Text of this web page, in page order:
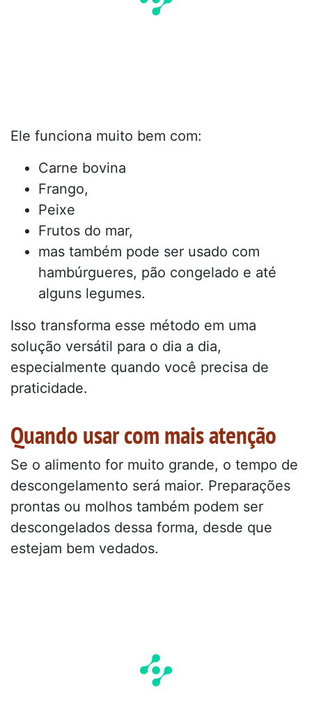
Ele funciona muito bem com:
Carne bovina
Frango,
Peixe
Frutos do mar,
mas também pode ser usado com
hambúrgueres, pão congelado e até
alguns legumes.
Isso transforma esse método em uma
solução versátil para o dia a dia,
especialmente quando você precisa de
praticidade.
Quando usar com mais atenção
Se o alimento for muito grande, o tempo de
descongelamento será maior. Preparações
prontas ou molhos também podem ser
descongelados dessa forma, desde que
estejam bem vedados.